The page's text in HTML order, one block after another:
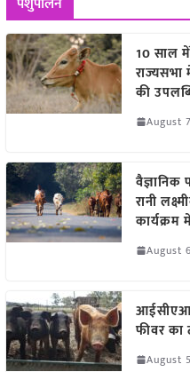
10 साल
राज्यसभा
की
August
रानी
कार्यक्रम
August
फीवर का
August